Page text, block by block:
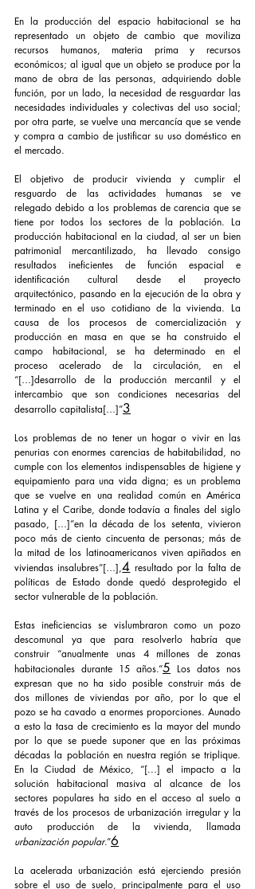
En la producción del espacio habitacional se ha
representado un objeto de cambio que moviliza
recursos humanos, materia prima y recursos
económicos; al igual que un objeto se produce por la
mano de obra de las personas, adquiriendo doble
función, por un lado, la necesidad de resguardar las
necesidades individuales y colectivas del uso social;
por otra parte, se vuelve una mercancía que se vende
y compra a cambio de justificar su uso doméstico en
el mercado.
El objetivo de producir vivienda y cumplir el
resguardo de las actividades humanas se ve
relegado debido a los problemas de carencia que se
tiene por todos los sectores de la población. La
producción habitacional en la ciudad, al ser un bien
patrimonial mercantilizado, ha llevado consigo
resultados ineficientes de función espacial e
identificación cultural desde el proyecto
arquitectónico, pasando en la ejecución de la obra y
terminado en el uso cotidiano de la vivienda. La
causa de los procesos de comercialización y
producción en masa en que se ha construido el
campo habitacional, se ha determinado en el
proceso acelerado de la circulación, en el
“[…]desarrollo de la producción mercantil y el
intercambio que son condiciones necesarias del
desarrollo capitalista[…]”3
Los problemas de no tener un hogar o vivir en las
penurias con enormes carencias de habitabilidad, no
cumple con los elementos indispensables de higiene y
equipamiento para una vida digna; es un problema
que se vuelve en una realidad común en América
Latina y el Caribe, donde todavía a finales del siglo
pasado, […]”en la década de los setenta, vivieron
poco más de ciento cincuenta de personas; más de
la mitad de los latinoamericanos viven apiñados en
viviendas insalubres”[…],4 resultado por la falta de
políticas de Estado donde quedó desprotegido el
sector vulnerable de la población.
Estas ineficiencias se vislumbraron como un pozo
descomunal ya que para resolverlo habría que
construir “anualmente unas 4 millones de zonas
habitacionales durante 15 años.”5 Los datos nos
expresan que no ha sido posible construir más de
dos millones de viviendas por año, por lo que el
pozo se ha cavado a enormes proporciones. Aunado
a esto la tasa de crecimiento es la mayor del mundo
por lo que se puede suponer que en las próximas
décadas la población en nuestra región se triplique.
En la Ciudad de México, “[...] el impacto a la
solución habitacional masiva al alcance de los
sectores populares ha sido en el acceso al suelo a
través de los procesos de urbanización irregular y la
urbanización popular.”6
La acelerada urbanización está ejerciendo presión
sobre el uso de suelo, principalmente para el uso